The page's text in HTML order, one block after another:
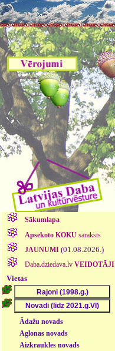
Sākumlapa
Apsekoto KOKUsaraksts
JAUNUMI (01.08.2026.)
Daba.dziedava.lv VEIDOTĀJI
Vietas
Ādažu novads
Aglonas novads
Aizkraukles novads